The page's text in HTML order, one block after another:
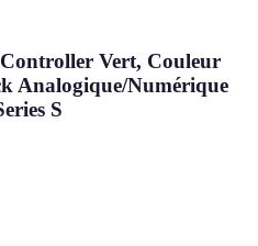
Vert, Couleur
Analogique/Numérique
S